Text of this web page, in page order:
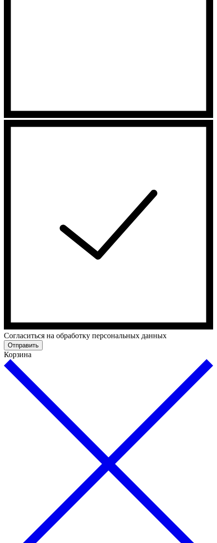
Cогласиться на обработку персональных данных
Отправить
Корзина